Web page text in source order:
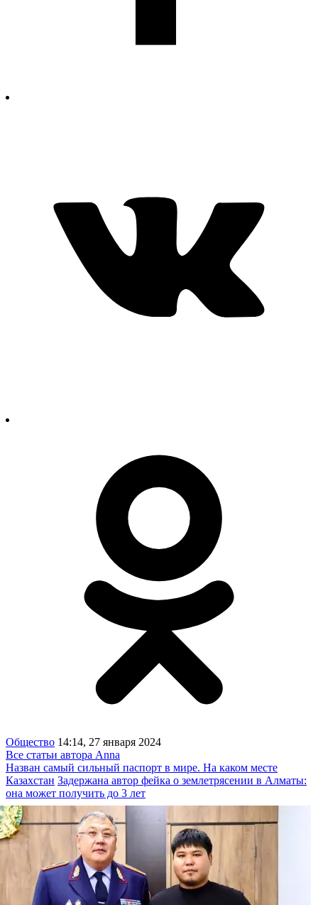
Общество 14:14, 27 января 2024
Все статьи автора Anna
Назван самый сильный паспорт в мире. На каком месте
Казахстан Задержана автор фейка о землетрясении в Алматы:
она может получить до 3 лет